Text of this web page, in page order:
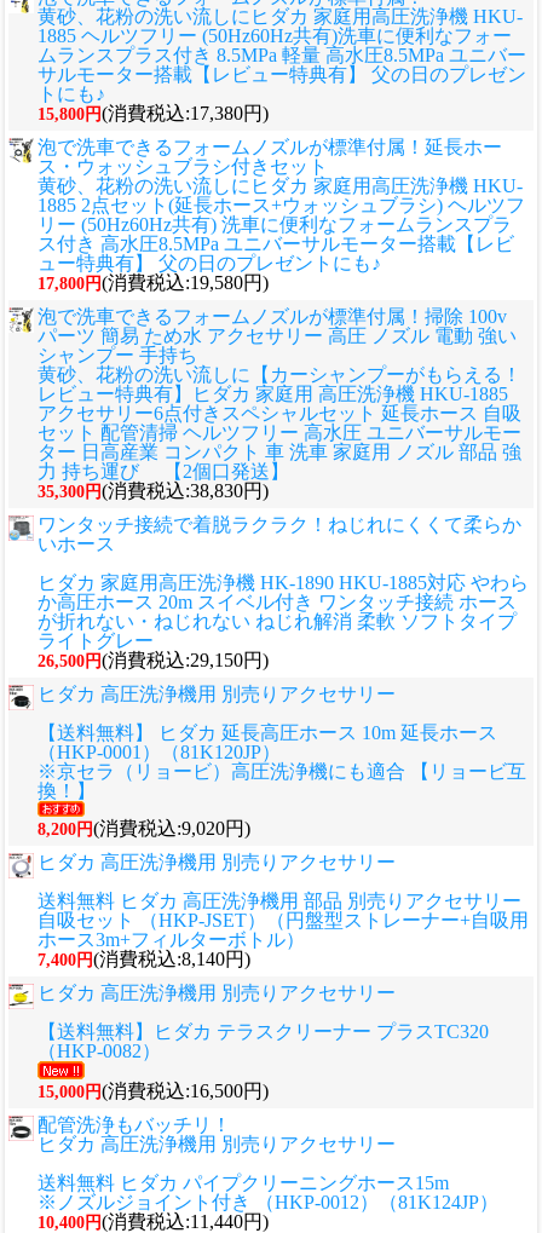
黄砂、花粉の洗い流しに ヒダカ 家庭用高圧洗浄機 HKU-
1885 ヘルツフリー (50Hz60Hz共有)洗車に便利なフォー
ムランスプラス付き 8.5MPa 軽量 高水圧8.5MPa ユニバー
サルモーター搭載【レビュー特典有】 父の日のプレゼン
トにも♪
15,800円(消費税込:17,380円)
泡で洗車できるフォームノズルが標準付属！延長ホー
ス・ウォッシュブラシ付きセット
黄砂、花粉の洗い流しに ヒダカ 家庭用高圧洗浄機 HKU-
1885 2点セット(延長ホース+ウォッシュブラシ) ヘルツフ
リー (50Hz60Hz共有) 洗車に便利なフォームランスプラ
ス付き 高水圧8.5MPa ユニバーサルモーター搭載【レビ
ュー特典有】 父の日のプレゼントにも♪
17,800円(消費税込:19,580円)
泡で洗車できるフォームノズルが標準付属！掃除 100v
パーツ 簡易 ため水 アクセサリー 高圧 ノズル 電動 強い
シャンプー 手持ち
黄砂、花粉の洗い流しに
【カーシャンプーがもらえる！
レビュー特典有】ヒダカ 家庭用 高圧洗浄機 HKU-1885
アクセサリー6点付きスペシャルセット 延長ホース 自吸
セット 配管清掃 ヘルツフリー 高水圧 ユニバーサルモー
ター 日高産業 コンパクト 車 洗車 家庭用 ノズル 部品 強
力 持ち運び 【2個口発送】
35,300円(消費税込:38,830円)
ワンタッチ接続で着脱ラクラク！ねじれにくくて柔らか
いホース
ヒダカ 家庭用高圧洗浄機 HK-1890 HKU-1885対応 やわら
か高圧ホース 20m スイベル付き ワンタッチ接続 ホース
が折れない・ねじれない ねじれ解消 柔軟 ソフトタイプ
ライトグレー
26,500円(消費税込:29,150円)
ヒダカ 高圧洗浄機用 別売りアクセサリー
【送料無料】 ヒダカ 延長高圧ホース 10m 延長ホース
（HKP-0001）（81K120JP）
※京セラ（リョービ）高圧洗浄機にも適合 【リョービ互
換！】
8,200円(消費税込:9,020円)
ヒダカ 高圧洗浄機用 別売りアクセサリー
送料無料 ヒダカ 高圧洗浄機用 部品 別売りアクセサリー
自吸セット （HKP-JSET）（円盤型ストレーナー+自吸用
ホース3m+フィルターボトル）
7,400円(消費税込:8,140円)
ヒダカ 高圧洗浄機用 別売りアクセサリー
【送料無料】ヒダカ テラスクリーナー プラスTC320
（HKP-0082）
15,000円(消費税込:16,500円)
配管洗浄もバッチリ！
ヒダカ 高圧洗浄機用 別売りアクセサリー
送料無料 ヒダカ パイプクリーニングホース15m
※ノズルジョイント付き （HKP-0012）（81K124JP）
10,400円(消費税込:11,440円)